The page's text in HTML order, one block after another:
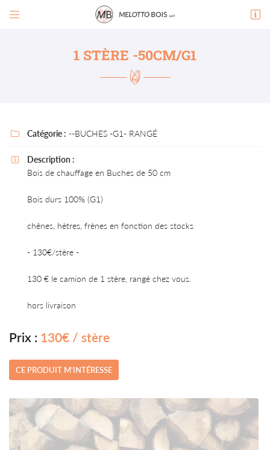
 
07 88 34 57 87
le formulaire de désinscription.
PENSEZ À RÉSERVER VOTRE
TABLE !
1 STÈRE -50CM/G1
 Catégorie : --BUCHES -G1- RANGÉ

Description :
Bois de chauffage en Buches de 50 cm
Bois durs 100% (G1)
chênes, hètres, frènes en fonction des stocks
- 130€/stère -
130 € le camion de 1 stère, rangé chez vous.
hors livraison
Prix : 130€ / stère
CE PRODUIT M'INTÉRESSE